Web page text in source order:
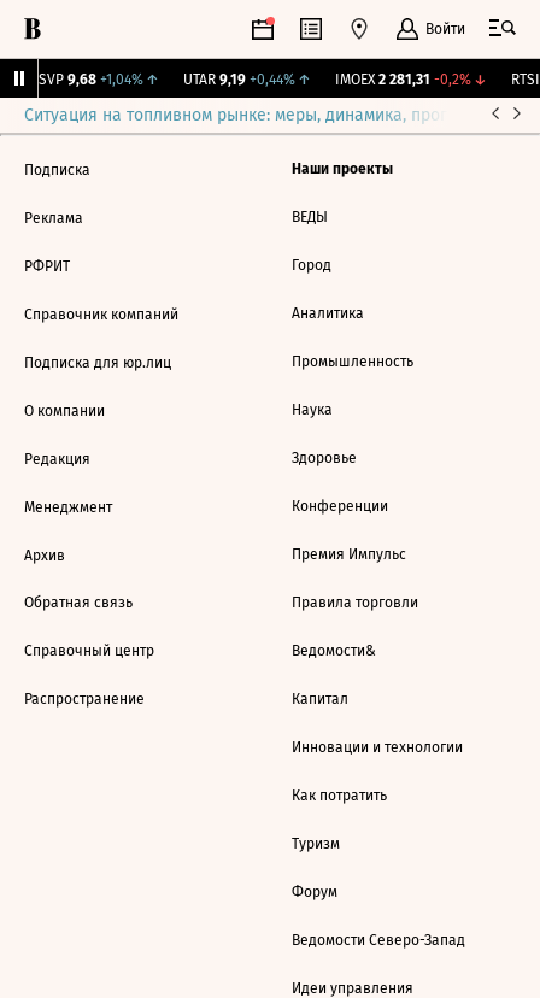
Войти
BISVP 9,68 +1,04%↑ UTAR 9,19 +0,44%↑ IMOEX 2 281,31 -0,2%↓ RTSI
Ситуация на топливном рынке: меры, динамика, прогнозы
Подписка
Реклама
РФРИТ
Справочник компаний
Подписка для юр.лиц
О компании
Редакция
Менеджмент
Архив
Обратная связь
Справочный центр
Распространение
Наши проекты
ВЕДЫ
Город
Аналитика
Промышленность
Наука
Здоровье
Конференции
Премия Импульс
Правила торговли
Ведомости&
Капитал
Инновации и технологии
Как потратить
Туризм
Форум
Ведомости Северо-Запад
Идеи управления